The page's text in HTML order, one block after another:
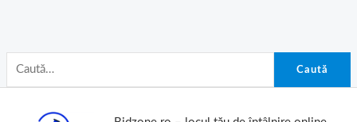
Caută